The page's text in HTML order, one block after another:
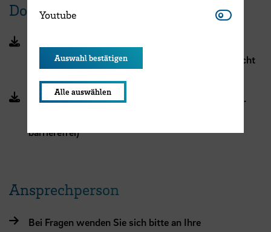
Dokumente
Kindererziehungszeiten (PDF, 279 KB, Datei ist nicht
Rundschreiben des Senators für Finanzen vom 26.
barrierefrei)
Ansprechperson
Bei Fragen wenden Sie sich bitte an Ihre
Youtube Youtube
Auswahl bestätigen
Alle auswählen